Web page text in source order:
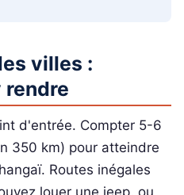
villes :
rendre
d'entrée. Compter 5-6
350 km) pour atteindre
Routes inégales
louer une jeep, ou